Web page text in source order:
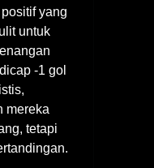
yang
untuk
-1 gol
mereka
tetapi